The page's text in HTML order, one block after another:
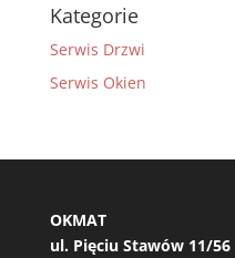
Kategorie
Serwis Drzwi
Serwis Okien
OKMAT
ul. Pięciu Stawów 11/56